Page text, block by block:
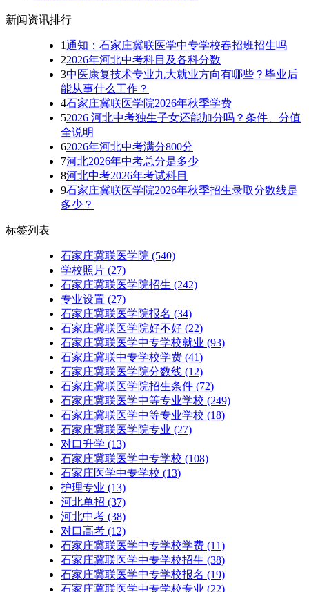
新闻资讯排行
1通知：石家庄冀联医学中专学校春招班招生吗
22026年河北中考科目及各科分数
3中医康复技术专业九大就业方向有哪些？毕业后
能从事什么工作？
4石家庄冀联医学院2026年秋季学费
52026 河北中考独生子女还能加分吗？条件、分值
全说明
62026年河北中考满分800分
7河北2026年中考总分是多少
8河北中考2026年考试科目
9石家庄冀联医学院2026年秋季招生录取分数线是
多少？
标签列表
石家庄冀联医学院 (540)
学校照片 (27)
石家庄冀联医学院招生 (242)
专业设置 (27)
石家庄冀联医学院报名 (34)
石家庄冀联医学院好不好 (22)
石家庄冀联医学中专学校就业 (93)
石家庄冀联中专学校学费 (41)
石家庄冀联医学院分数线 (12)
石家庄冀联医学院招生条件 (72)
石家庄冀联医学中等专业学校 (249)
石家庄冀联医学中等专业学校​ (18)
石家庄冀联医学院专业 (27)
对口升学 (13)
石家庄冀联医学中专学校 (108)
石家庄医学中专学校 (13)
护理专业 (13)
河北单招 (37)
河北中考 (38)
对口高考 (12)
石家庄冀联医学中专学校学费 (11)
石家庄冀联医学中专学校招生 (38)
石家庄冀联医学中专学校报名 (19)
石家庄冀联医学中专学校专业 (22)